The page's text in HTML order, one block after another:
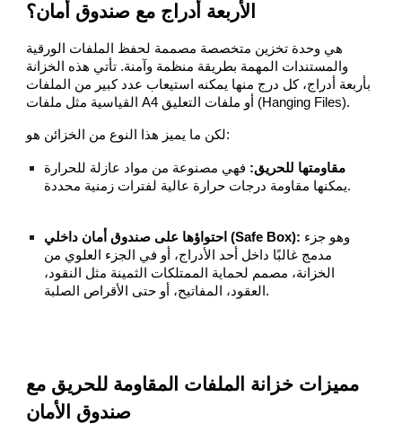
الأربعة أدراج مع صندوق أمان؟
هي وحدة تخزين متخصصة مصممة لحفظ الملفات الورقية
والمستندات المهمة بطريقة منظمة وآمنة. تأتي هذه الخزانة
بأربعة أدراج، كل درج منها يمكنه استيعاب عدد كبير من الملفات
القياسية مثل ملفات A4 أو ملفات التعليق (Hanging Files).
لكن ما يميز هذا النوع من الخزائن هو:
مقاومتها للحريق: فهي مصنوعة من مواد عازلة للحرارة
يمكنها مقاومة درجات حرارة عالية لفترات زمنية محددة.
احتواؤها على صندوق أمان داخلي (Safe Box):
مدمج غالبًا داخل أحد الأدراج، أو في الجزء العلوي من
الخزانة، مصمم لحماية الممتلكات الثمينة مثل النقود،
العقود، المفاتيح، أو حتى الأقراص الصلبة.
مميزات خزانة الملفات المقاومة للحريق مع
صندوق الأمان